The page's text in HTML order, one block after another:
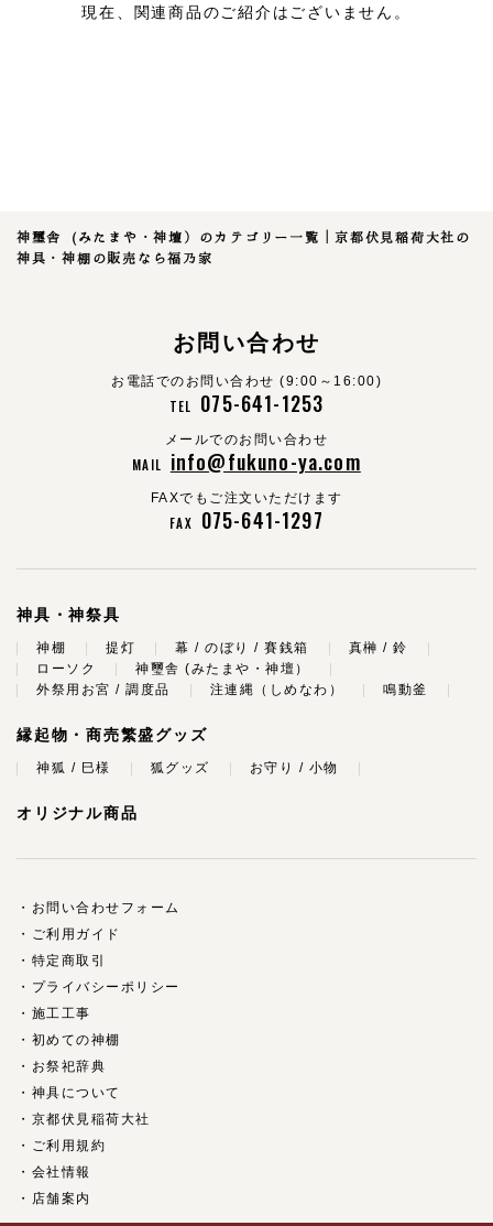
現在、関連商品のご紹介はございません。
神璽舎 (みたまや・神壇）のカテゴリー一覧｜京都伏見稲荷大社の
神具・神棚の販売なら福乃家
お問い合わせ
お電話でのお問い合わせ (9:00～16:00)
TEL 075-641-1253
メールでのお問い合わせ
MAIL info@fukuno-ya.com
FAXでもご注文いただけます
FAX 075-641-1297
神具・神祭具
神棚 提灯 幕 / のぼり / 賽銭箱
真榊 / 鈴
ローソク
神璽舎 (みたまや・神壇）
外祭用お宮 / 調度品
注連縄（しめなわ） 鳴動釜
縁起物・商売繁盛グッズ
神狐 / 巳様 狐グッズ お守り / 小物
オリジナル商品
お問い合わせフォーム
ご利用ガイド
特定商取引
プライバシーポリシー
施工工事
初めての神棚
お祭祀辞典
神具について
京都伏見稲荷大社
ご利用規約
会社情報
店舗案内